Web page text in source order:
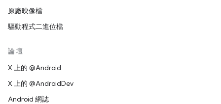
原廠映像檔
驅動程式二進位檔
論壇
X 上的 @Android
X 上的 @AndroidDev
Android 網誌